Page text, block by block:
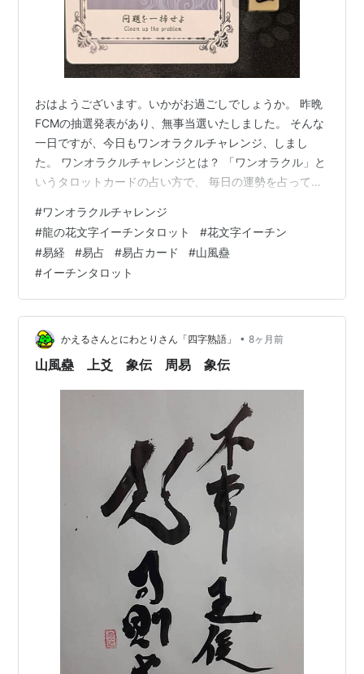
おはようございます。いかがお過ごしでしょうか。 昨晩
FCMの抽選発表があり、無事当選いたしました。 そんな
一日ですが、今日もワンオラクルチャレンジ、しまし
た。 ワンオラクルチャレンジとは？ 「ワンオラクル」と
いうタロットカードの占い方で、 毎日の運勢を占ってい
ーチンタロットカード（易占カード）「龍の花文字I-
ChingTarot」で毎朝占ってます。 下の写真が本日実際に
占ったカードです。 本日は山風蠱（さんぷうこ）二爻で
した。 イメージワード：問題を一掃せよ 蠱は「腐敗・停
滞・ほころび」。 二爻は、その核心に手を入れる位置。
今日は、見て見ぬ…
#ワンオラクルチャレンジ
#龍の花文字イーチンタロット #花文字イーチン
#易経 #易占 #易占カード #山風蠱
#イーチンタロット
かえるさんとにわとりさん「四字熟語」 • 8ヶ月前
山風蠱 上爻 象伝 周易 象伝